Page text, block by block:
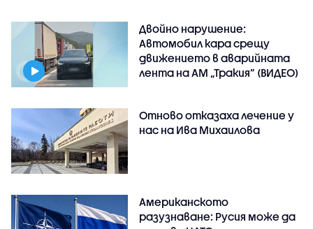
Двойно нарушение:
Автомобил кара срещу
движението в аварийната
лента на АМ „Тракия” (ВИДЕО)
Отново отказаха лечение у
нас на Ива Михаилова
Американското
разузнаване: Русия може да